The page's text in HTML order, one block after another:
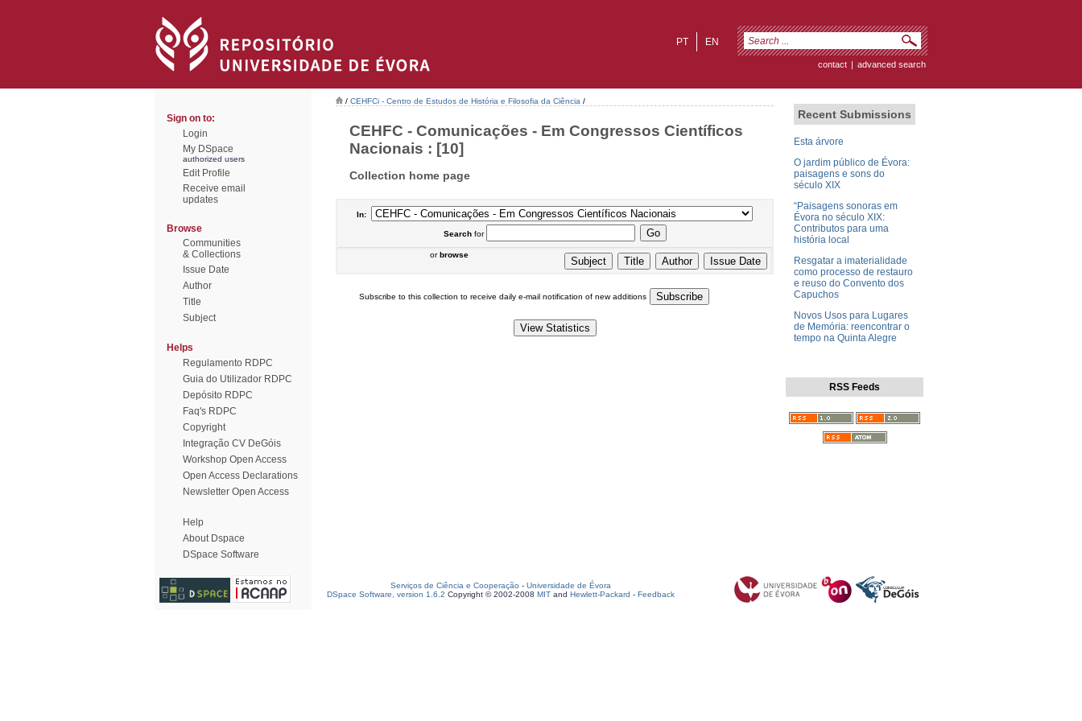
EN
PT
contact | advanced search
Sign on to:
Login
My DSpace
authorized users
Edit Profile
Receive email
updates
Browse
Communities
& Collections
Issue Date
Author
Title
Subject
Helps
Regulamento RDPC
Guia do Utilizador RDPC
Depósito RDPC
Faq's RDPC
Copyright
Integração CV DeGóis
Workshop Open Access
Open Access Declarations
Newsletter Open Access
Help
About Dspace
DSpace Software
/ CEHFCi - Centro de Estudos de História e Filosofia da Ciência /
CEHFC - Comunicações - Em Congressos Científicos
Nacionais : [10]
Collection home page
In:
Searchfor
orbrowse
Subscribe to this collection to receive daily e-mail notification of new additions
Recent Submissions
Esta árvore
O jardim público de Évora:
paisagens e sons do
século XIX
“Paisagens sonoras em
Évora no século XIX:
Contributos para uma
história local
Resgatar a imaterialidade
como processo de restauro
e reuso do Convento dos
Capuchos
Novos Usos para Lugares
de Memória: reencontrar o
tempo na Quinta Alegre
RSS Feeds
Serviços de Ciência e Cooperação - Universidade de Évora
DSpace Software, version 1.6.2 Copyright © 2002-2008 MIT and Hewlett-Packard - Feedback